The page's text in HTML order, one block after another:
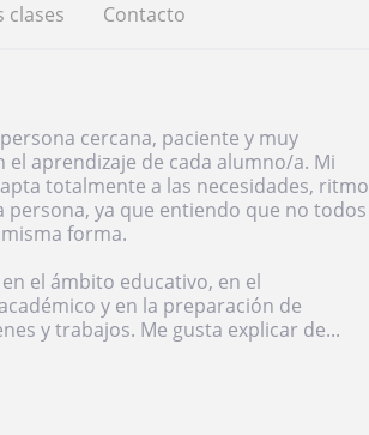
clases Contacto
cercana, paciente y muy
aprendizaje de cada alumno/a. Mi
totalmente a las necesidades, ritmo
persona, ya que entiendo que no todos
forma.
el ámbito educativo, en el
y en la preparación de
y trabajos. Me gusta explicar de...